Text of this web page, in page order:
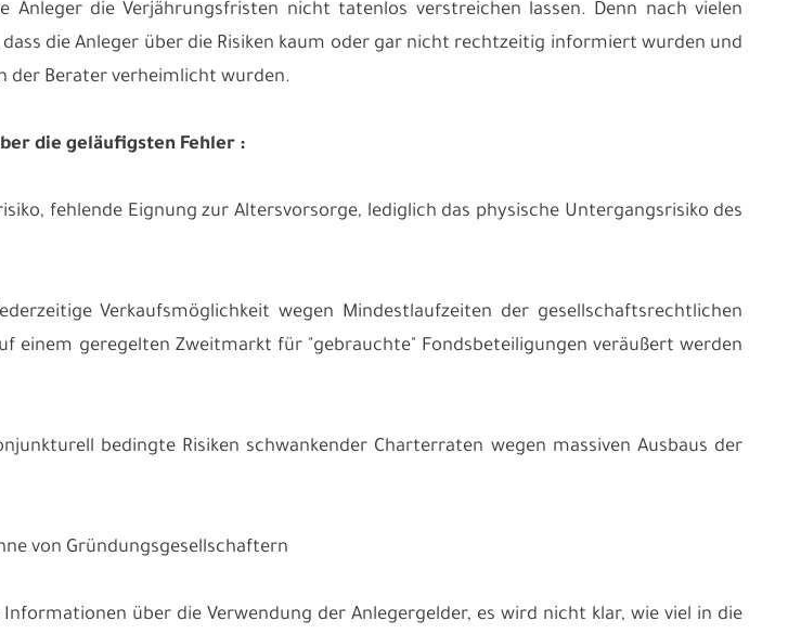
Anleger die Verjährungsfristen nicht tatenlos verstreichen lassen. Denn nach vielen
die Anleger über die Risiken kaum oder gar nicht rechtzeitig informiert wurden und
der Berater verheimlicht wurden.
die geläufigsten Fehler :
fehlende Eignung zur Altersvorsorge, lediglich das physische Untergangsrisiko des
Verkaufsmöglichkeit wegen Mindestlaufzeiten der gesellschaftsrechtlichen
einem geregelten Zweitmarkt für "gebrauchte" Fondsbeteiligungen veräußert werden
bedingte Risiken schwankender Charterraten wegen massiven Ausbaus der
von Gründungsgesellschaftern
über die Verwendung der Anlegergelder, es wird nicht klar, wie viel in die